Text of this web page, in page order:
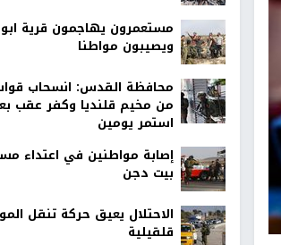
مستعمرون يهاجمون قرية
ويصيبون مواطنا
محافظة القدس: انسحاب قوات
من مخيم قلنديا وكفر عقب
استمر يومين
إصابة مواطنين في اعتداء
بيت دجن
الاحتلال يعيق حركة تنقل
قلقيلية